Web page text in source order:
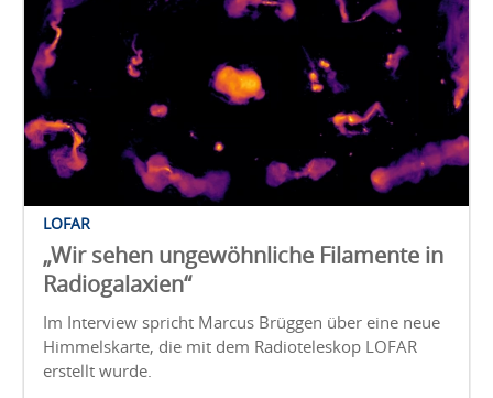
LOFAR
„Wir sehen ungewöhnliche Filamente in
Radiogalaxien“
Im Interview spricht Marcus Brüggen über eine neue
Himmelskarte, die mit dem Radioteleskop LOFAR
erstellt wurde.